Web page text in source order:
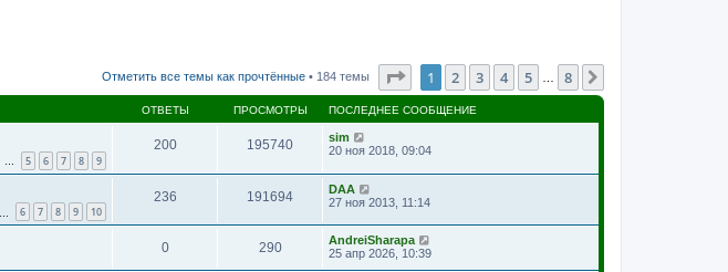
Отметить все темы как прочтённые • 184 темы Страница1 из
1 2 3 4 5 8
ОТВЕТЫ ПРОСМОТРЫ ПОСЛЕДНЕЕ СООБЩЕНИЕ
… 5 6 7 8 9
200 195740
sim
20 ноя 2018, 09:04
6 7 8 9 10
236 191694
DAA
27 ноя 2013, 11:14
0 290
AndreiSharapa
25 апр 2026, 10:39